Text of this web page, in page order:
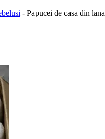
- Papucei de casa din